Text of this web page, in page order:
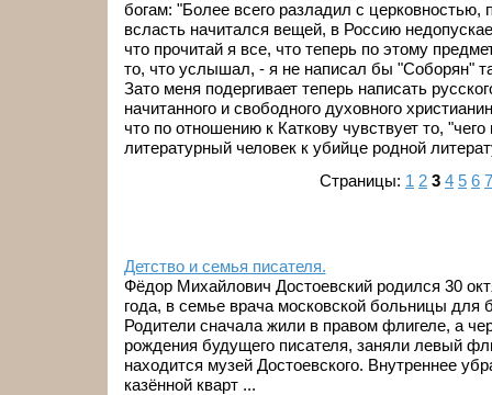
богам: "Более всего разладил с церковностью,
всласть начитался вещей, в Россию
что прочитай я все, что теперь по этому
то, что услышал, - я не написал бы "Соборян"
Зато меня подергивает теперь написать
начитанного и свободного духовного
что по отношению к Каткову чувствует то,
литературный человек к убийце родной
Страницы: 1 2 3 4 5 6 7
Детство и семья писателя.
Фёдор Михайлович Достоевский родился 30
года, в семье врача московской больницы
Родители сначала жили в правом флигеле, а
рождения будущего писателя, заняли левый
находится музей Достоевского. Внутреннее
казённой кварт ...